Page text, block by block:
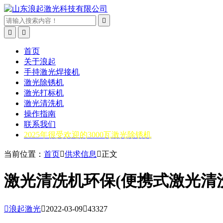



首页
关于浪起
手持激光焊接机
激光除锈机
激光打标机
激光清洗机
操作指南
联系我们
2025年很受欢迎的3000瓦激光除锈机
当前位置： 首页供求信息 正文
激光清洗机环保(便携式激光清
浪起激光2022-03-0943327